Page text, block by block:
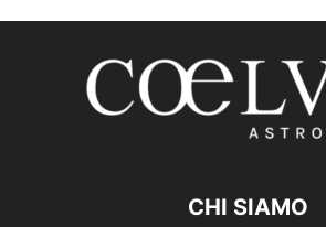
CHI SIAMO